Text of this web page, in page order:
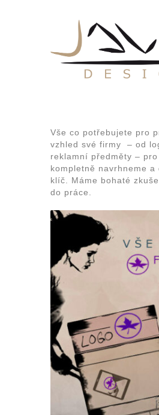
Vše co potřebujete pro
vzhled své firmy – od
reklamní předměty – pro
kompletně navrhneme a
klíč. Máme bohaté
do práce.